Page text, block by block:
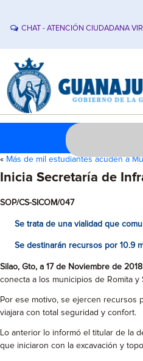
CHAT - ATENCIÓN CIUDADANA
« Más de mil estudiantes acuden a
Inicia Secretaría de
SOP/CS-SICOM/047
Se trata de una vialidad que
Se destinarán recursos por 10.9
Silao, Gto, a 17 de Noviembre de
conecta a los municipios de Romita
Por ese motivo, se ejercen recursos
viajara con total seguridad y confort.
Lo anterior lo informó el titular de la
que iniciaron con la excavación y